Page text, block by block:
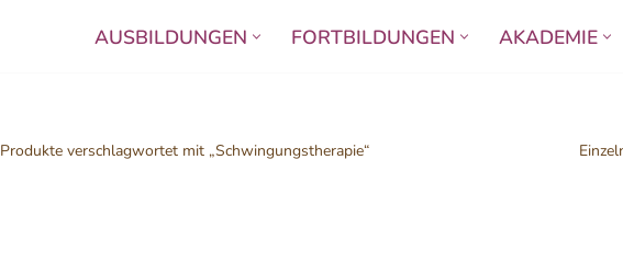
AUSBILDUNGEN FORTBILDUNGEN AKADEMIE
Produkte verschlagwortet mit „Schwingungstherapie“